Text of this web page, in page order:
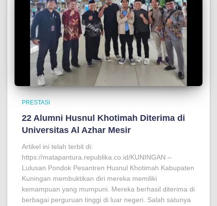
PRESTASI
22 Alumni Husnul Khotimah Diterima di
Universitas Al Azhar Mesir
Artikel ini telah terbit di:
https://matapantura.republika.co.id/KUNINGAN –
Lulusan Pondok Pesantren Husnul Khotimah Kabupaten
Kuningan membuktikan diri mereka memiliki
kemampuan yang mumpuni. Mereka berhasil diterima di
berbagai perguruan tinggi di luar negeri. Salah satunya